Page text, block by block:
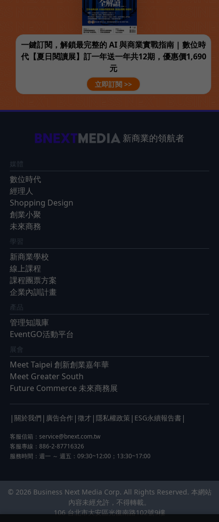
一鍵訂閱，解鎖最完整的 AI 與商業實戰指南 | 數位時
代【夏日閱讀展】訂一年送一年共12期，優惠價1,690
元
立即訂閱 >>
新商業的領航者
媒體
數位時代
經理人
Shopping Design
創業小聚
未來商務
學習
新商業學校
線上課程
課程團票方案
企業內訓計畫
產品
管理知識庫
EventGO活動平台
展會
Meet Taipei 創新創業嘉年華
Meet Greater South
Future Commerce 未來商務展
| 關於我們 | 廣告合作 | 徵才 | 隱私權政策 | ESG永續報告書 |
客服信箱： service@bnext.com.tw
客服專線：886-2-87716326
服務時間：週一 ～ 週五：09:30~12:00；13:30~17:00
© 2026 Business Next Media Corp. All Rights Reserved. 本網站
內容未經允許，不得轉載。
106 台北市大安區光復南路102號9樓